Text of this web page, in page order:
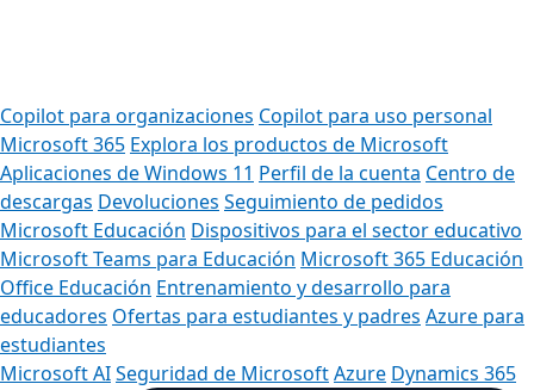
Copilot para organizaciones Copilot para uso personal
Microsoft 365 Explora los productos de Microsoft
Aplicaciones de Windows 11 Perfil de la cuenta Centro de
descargas Devoluciones Seguimiento de pedidos
Microsoft Educación Dispositivos para el sector educativo
Microsoft Teams para Educación Microsoft 365 Educación
Office Educación Entrenamiento y desarrollo para
educadores Ofertas para estudiantes y padres Azure para
estudiantes
Microsoft AISeguridad de MicrosoftAzure Dynamics 365